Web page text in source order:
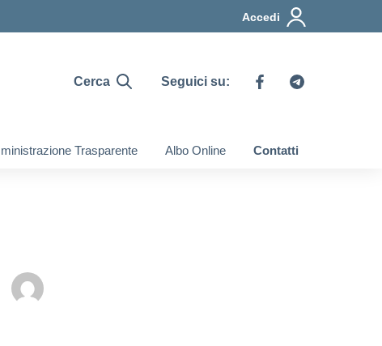
Accedi
Cerca Seguici su:
Trasparente Albo Online Contatti